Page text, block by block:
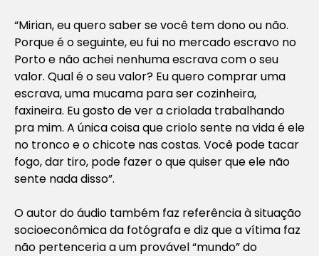
“Mirian, eu quero saber se você tem dono ou não.
Porque é o seguinte, eu fui no mercado escravo no
Porto e não achei nenhuma escrava com o seu
valor. Qual é o seu valor? Eu quero comprar uma
escrava, uma mucama para ser cozinheira,
faxineira. Eu gosto de ver a criolada trabalhando
pra mim. A única coisa que criolo sente na vida é ele
no tronco e o chicote nas costas. Você pode tacar
fogo, dar tiro, pode fazer o que quiser que ele não
sente nada disso”.
O autor do áudio também faz referência à situação
socioeconômica da fotógrafa e diz que a vítima faz
não pertenceria a um provável “mundo” do